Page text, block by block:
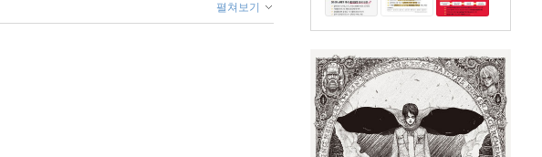
펼쳐보기